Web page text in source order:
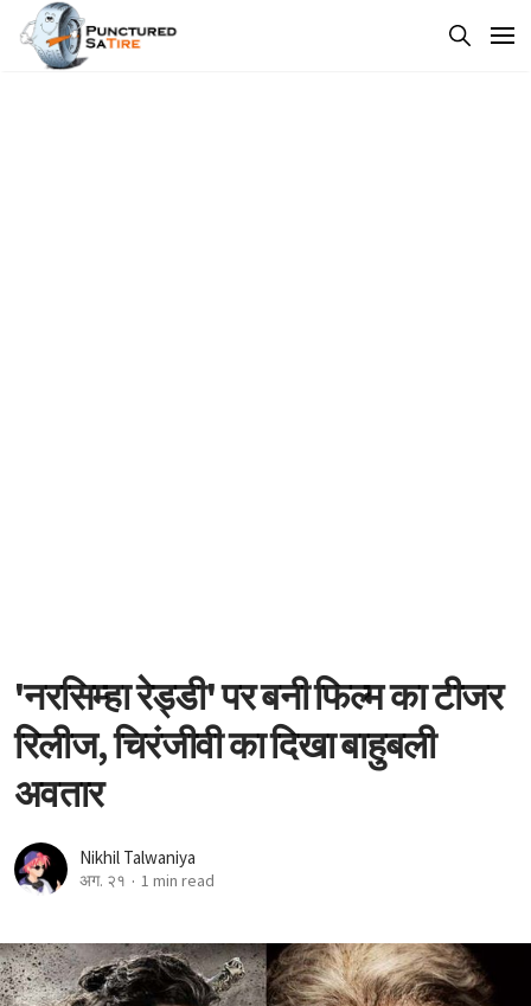
'नरसिम्हा रेड्डी' पर बनी फिल्म का टीजर
रिलीज, चिरंजीवी का दिखा बाहुबली
अवतार
Nikhil Talwaniya
अग. २१ 1 min read